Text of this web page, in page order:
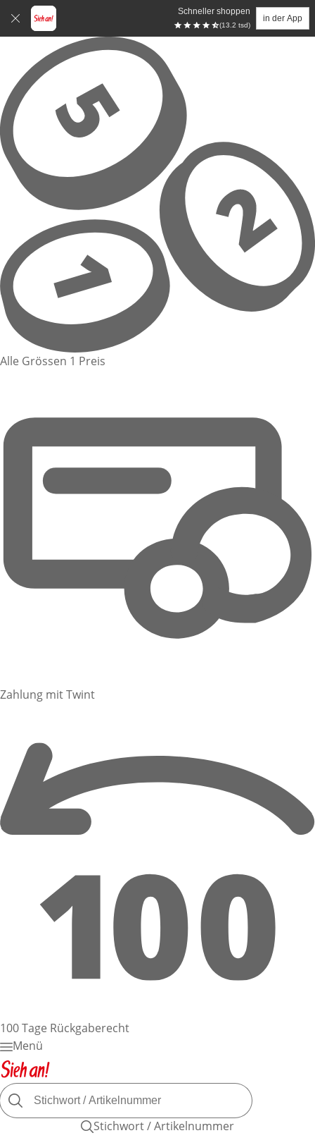
Schneller shoppen
(13.2 tsd)
in der App
Zum Hauptinhalt springen
Alle Grössen 1 Preis
Zahlung mit Twint
100 Tage Rückgaberecht
Menü
Stichwort / Artikelnummer